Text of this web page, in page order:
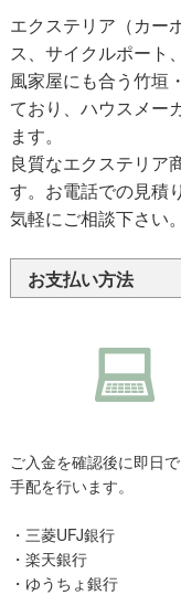
エクステリア（カー
ス、サイクルポート
風家屋にも合う竹垣
ており、ハウスメー
ます。
良質なエクステリア
す。お電話での見積
気軽にご相談下さい。
お支払い方法
ご入金を確認後に即日
手配を行います。
・三菱UFJ銀行
・楽天銀行
・ゆうちょ銀行